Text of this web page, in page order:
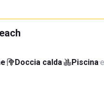
· Doccia calda· Piscina·